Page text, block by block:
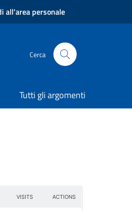
all'area personale
Cerca
Tutti gli argomenti